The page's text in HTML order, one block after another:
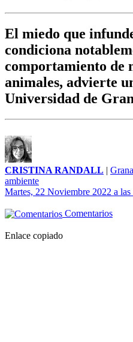
El miedo que
condiciona
comportamiento de
animales, advierte
Universidad de
CRISTINA RANDALL |
ambiente
Martes, 22 Noviembre 2022 a las
Comentarios
Enlace copiado